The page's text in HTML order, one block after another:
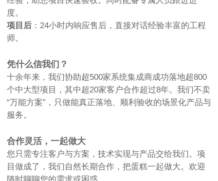
度。
项目后 ：24小时内响应售后，直接对话经验丰富的工程
师。
凭什么信我们？
十余年来，我们协助超500家系统集成商成功落地超800
个中大型项目，其中超20家客户合作超过8年。我们不卖
“万能方案”，只做能真正落地、顺利验收的场景化产品与
服务。
合作灵活，一起做大
您只需专注客户与方案，技术实现与产品交给我们。项
目做成了，我们自然长期合作，把蛋糕一起做大。欢迎